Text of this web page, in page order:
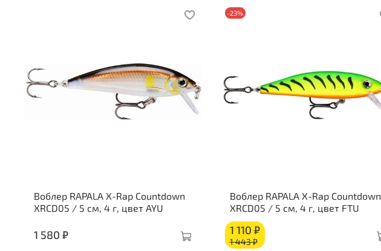
Воблер RAPALA X-Rap Countdown
XRCD05 / 5 см, 4 г, цвет AYU
1 580 ₽
-23%
Воблер RAPALA X-Rap Countdown
XRCD05 / 5 см, 4 г, цвет FTU
1 110 ₽
1 443 ₽